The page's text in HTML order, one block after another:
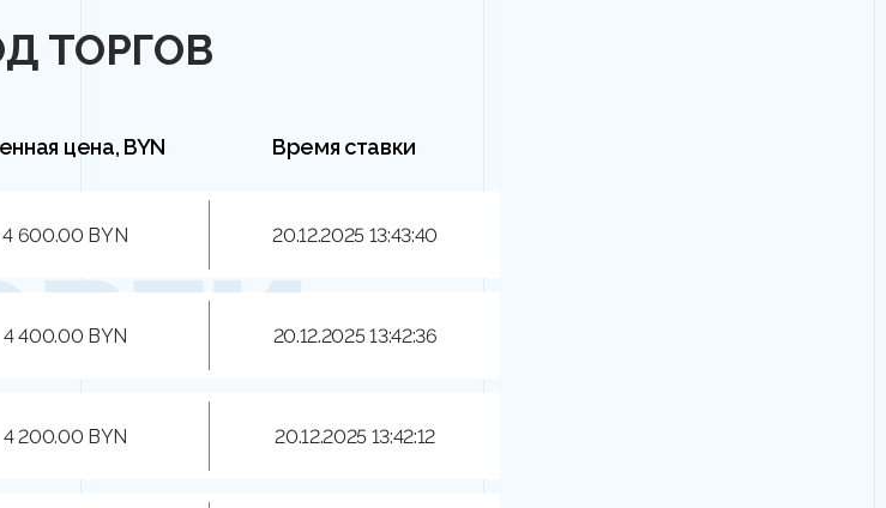
ТОРГОВ
цена, BYN Время ставки
4 600.00 BYN 20.12.2025 13:43:40
4 400.00 BYN 20.12.2025 13:42:36
4 200.00 BYN 20.12.2025 13:42:12